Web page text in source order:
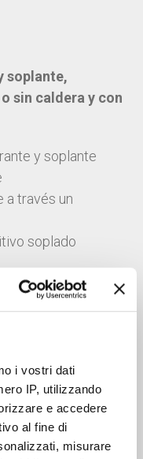
i vostri dati
IP, utilizzando
e accedere
al fine di
misurare
soplante,
sin caldera y con
y soplante
a través un
soplado
a 950 mm